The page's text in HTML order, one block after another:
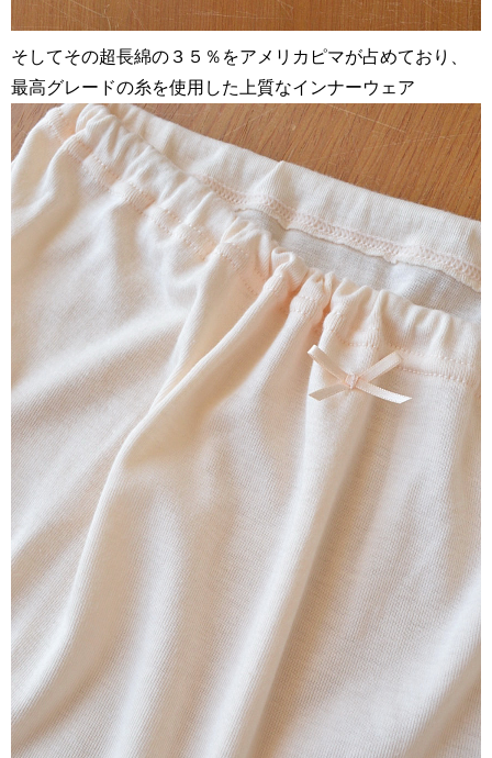
そしてその超長綿の３５％をアメリカピマが占めており、
最高グレードの糸を使用した上質なインナーウェア